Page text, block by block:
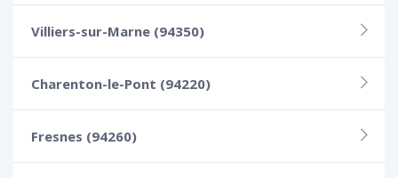
Villiers-sur-Marne (94350)
Charenton-le-Pont (94220)
Fresnes (94260)